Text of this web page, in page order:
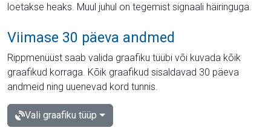
loetakse heaks. Muul juhul on tegemist signaali häiringuga.
Viimase 30 päeva andmed
Rippmenüüst saab valida graafiku tüübi või kuvada kõik
graafikud korraga. Kõik graafikud sisaldavad 30 päeva
andmeid ning uuenevad kord tunnis.
Vali graafiku tüüp